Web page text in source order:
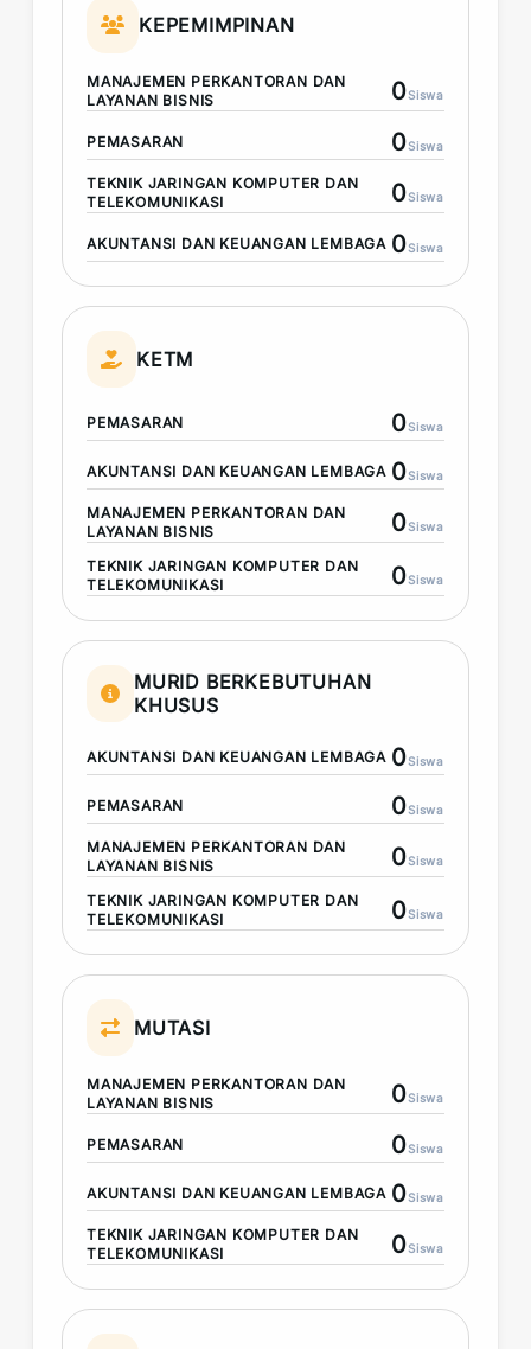
KEPEMIMPINAN
MANAJEMEN PERKANTORAN DAN
LAYANAN BISNIS
0Siswa
PEMASARAN 0Siswa
TEKNIK JARINGAN KOMPUTER DAN
TELEKOMUNIKASI
0Siswa
AKUNTANSI DAN KEUANGAN LEMBAGA 0Siswa
KETM
PEMASARAN 0Siswa
AKUNTANSI DAN KEUANGAN LEMBAGA 0Siswa
MANAJEMEN PERKANTORAN DAN
LAYANAN BISNIS
0Siswa
TEKNIK JARINGAN KOMPUTER DAN
TELEKOMUNIKASI
0Siswa
MURID BERKEBUTUHAN
KHUSUS
AKUNTANSI DAN KEUANGAN LEMBAGA 0Siswa
PEMASARAN 0Siswa
MANAJEMEN PERKANTORAN DAN
LAYANAN BISNIS
0Siswa
TEKNIK JARINGAN KOMPUTER DAN
TELEKOMUNIKASI
0Siswa
MUTASI
MANAJEMEN PERKANTORAN DAN
LAYANAN BISNIS
0Siswa
PEMASARAN 0Siswa
AKUNTANSI DAN KEUANGAN LEMBAGA 0Siswa
TEKNIK JARINGAN KOMPUTER DAN
TELEKOMUNIKASI
0Siswa